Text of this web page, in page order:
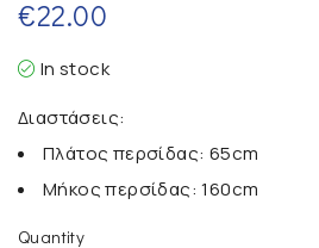
€22.00
In stock
Διαστάσεις:
Πλάτος περσίδας: 65cm
Μήκος περσίδας: 160cm
Quantity